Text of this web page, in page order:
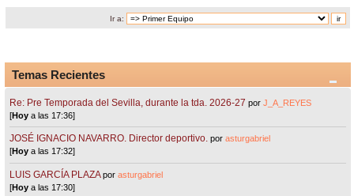
Ir a:
Temas Recientes
Re: Pre Temporada del Sevilla, durante la tda. 2026-27 porJ_A_REYES
[Hoy a las 17:36]
JOSÉ IGNACIO NAVARRO. Director deportivo. porasturgabriel
[Hoy a las 17:32]
LUIS GARCÍA PLAZA porasturgabriel
[Hoy a las 17:30]